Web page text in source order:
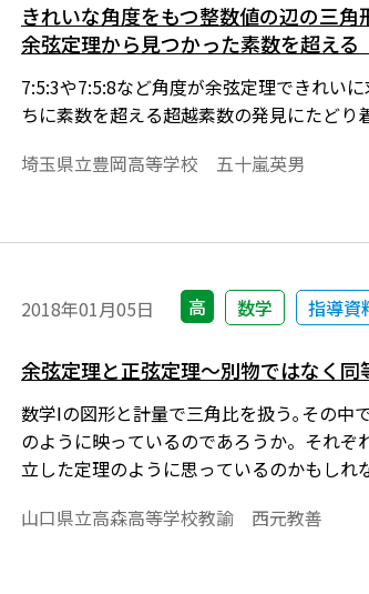
きれいな角度をもつ整数値の辺の三角
余弦定理から見つかった素数を超える
7:5:3や7:5:8など角度が余弦定理できれい
ちに素数を超える超越素数の発見にたどり
埼玉県立豊岡高等学校 五十嵐英男
2018年01月05日 高 数学 指導資
余弦定理と正弦定理～別物ではなく同
数学Ⅰの図形と計量で三角比を扱う｡その中
のように映っているのであろうか。それ
立した定理のように思っているのかもし
であることを示してみる。※文中の数式は
山口県立高森高等学校教諭 西元教善